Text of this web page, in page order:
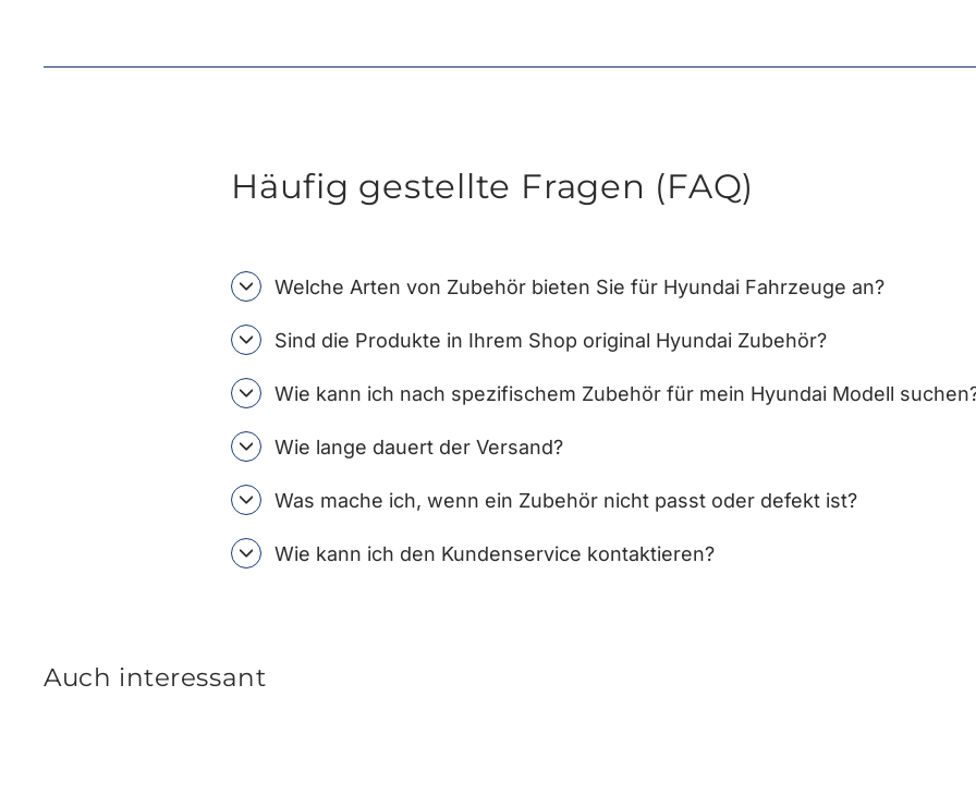
Häufig gestellte Fragen (FAQ)
Welche Arten von Zubehör bieten Sie für Hyundai Fahrzeuge an?
Sind die Produkte in Ihrem Shop original Hyundai Zubehör?
Wie kann ich nach spezifischem Zubehör für mein Hyundai Modell
Wie lange dauert der Versand?
Was mache ich, wenn ein Zubehör nicht passt oder defekt ist?
Wie kann ich den Kundenservice kontaktieren?
Auch interessant